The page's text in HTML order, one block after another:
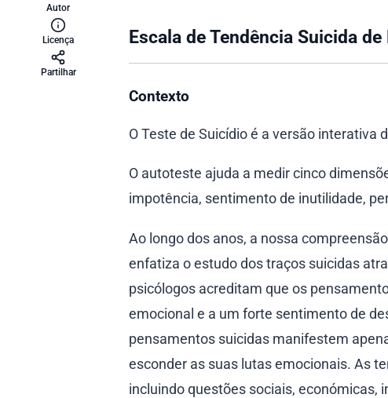
Autor
Licença
Partilhar
Escala de Tendência Suicida
Contexto
O Teste de Suicídio é a versão interativa
O autoteste ajuda a medir cinco
impotência, sentimento de inutilidade,
Ao longo dos anos, a nossa
enfatiza o estudo dos traços suicidas
psicólogos acreditam que os
emocional e a um forte sentimento de
pensamentos suicidas manifestem
esconder as suas lutas emocionais. As
incluindo questões sociais, económicas,